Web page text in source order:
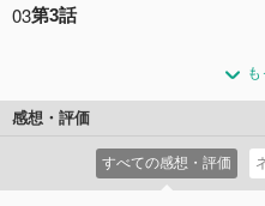
03第3話
感想・評価
すべての感想・評価